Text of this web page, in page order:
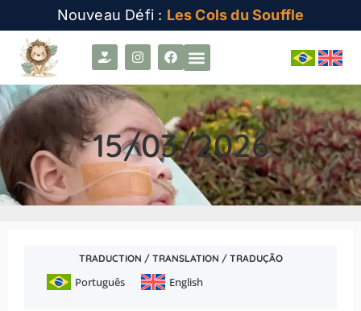
Nouveau Défi : Les Cols du Souffle
15/03/2026
TRADUCTION / TRANSLATION / TRADUÇÃO
Português English